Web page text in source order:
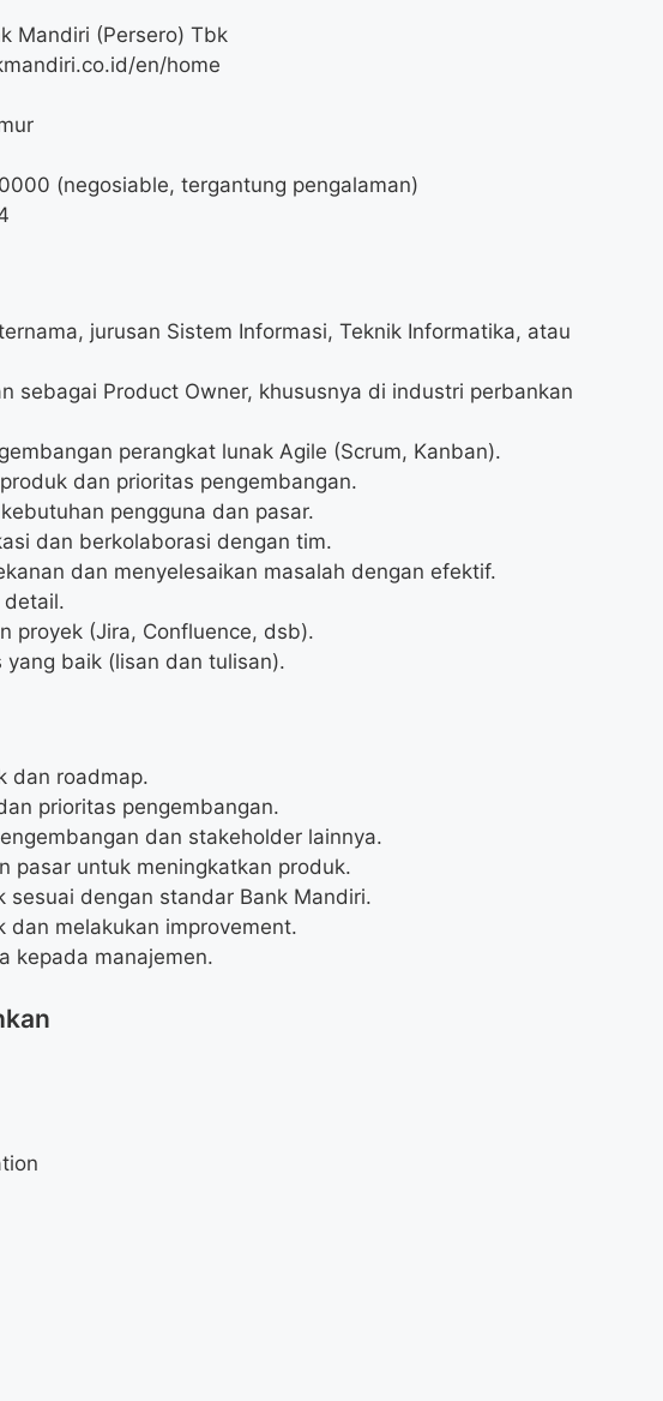
Mandiri (Persero) Tbk
en/home
(negosiable, tergantung pengalaman)
jurusan Sistem Informasi, Teknik Informatika, atau
sebagai Product Owner, khususnya di industri perbankan
perangkat lunak Agile (Scrum, Kanban).
dan prioritas pengembangan.
pengguna dan pasar.
dan berkolaborasi dengan tim.
dan menyelesaikan masalah dengan efektif.
detail.
proyek (Jira, Confluence, dsb).
yang baik (lisan dan tulisan).
dan roadmap.
prioritas pengembangan.
dan stakeholder lainnya.
pasar untuk meningkatkan produk.
sesuai dengan standar Bank Mandiri.
dan melakukan improvement.
kepada manajemen.